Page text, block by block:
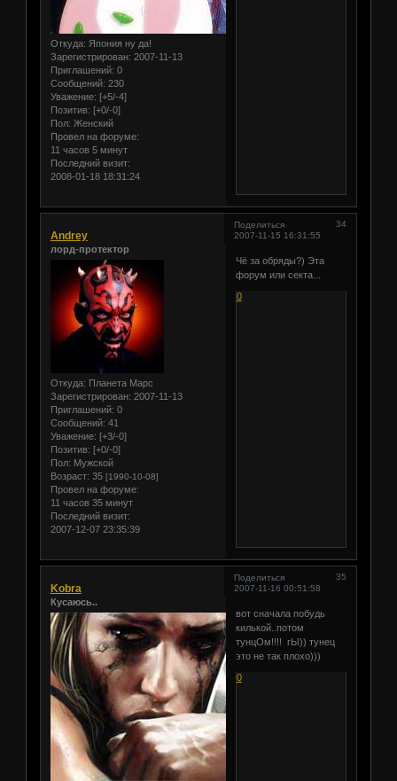
Откуда: Япония ну да!
Зарегистрирован: 2007-11-13
Приглашений: 0
Сообщений: 230
Уважение: [+5/-4]
Позитив: [+0/-0]
Пол: Женский
Провел на форуме:
11 часов 5 минут
Последний визит:
2008-01-18 18:31:24
Поделиться
34
2007-11-15 16:31:55
Andrey
лорд-протектор
Откуда: Планета Марс
Зарегистрирован: 2007-11-13
Приглашений: 0
Сообщений: 41
Уважение: [+3/-0]
Позитив: [+0/-0]
Пол: Мужской
Возраст: 35 [1990-10-08]
Провел на форуме:
11 часов 35 минут
Последний визит:
2007-12-07 23:35:39
Чё за обряды?) Эта
форум или секта...
0
Поделиться
35
2007-11-16 00:51:58
Kobra
Кусаюсь..
вот сначала побудь
килькой..потом
тунцОм!!!! гЫ)) тунец
это не так плохо)))
0